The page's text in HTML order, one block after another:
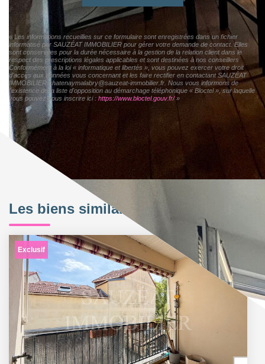
« Les informations recueillies sur ce formulaire sont enregistrées dans un fichier
informatisé par SAUZÉAT IMMOBILIER pour gérer votre demande de contact. Elles
sont conservées pour la durée nécessaire à la gestion de la relation client dans le
respect des prescriptions légales applicables et sont destinées à nos conseillers
Conformément à la loi « informatique et libertés », vous pouvez exercer votre droit
d'accès aux données vous concernant et les faire rectifier en contactant SAUZÉAT
IMMOBILIER chatenaymalabry@sauzeat-immobilier.fr. Nous vous informons de
l'existence de la liste d'opposition au démarchage téléphonique « Bloctel », sur laquelle
vous pouvez vous inscrire ici : https://www.bloctel.gouv.fr/»
Les biens similaires
Exclusif